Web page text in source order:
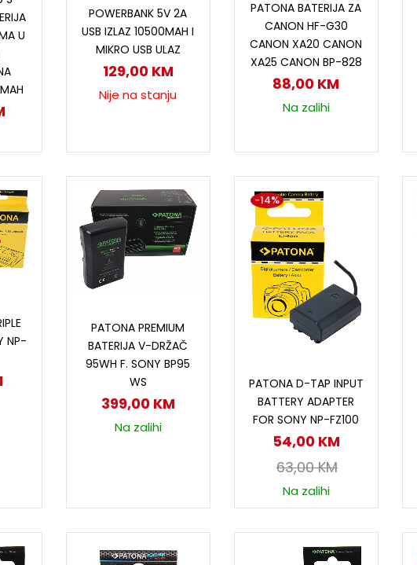
U
POWERBANK 5V 2A
USB IZLAZ 10500MAH I
MIKRO USB ULAZ
129,00 KM
Nije na stanju
PATONA BATERIJA ZA
CANON HF-G30
CANON XA20 CANON
XA25 CANON BP-828
88,00 KM
Na zalihi
NP-
PATONA PREMIUM
BATERIJA V-DRŽAČ
95WH F. SONY BP95
WS
399,00 KM
Na zalihi
PATONA D-TAP INPUT
BATTERY ADAPTER
FOR SONY NP-FZ100
54,00 KM
63,00KM
-14%
Na zalihi